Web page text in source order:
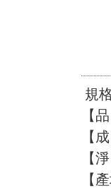
規
【
【
【
【